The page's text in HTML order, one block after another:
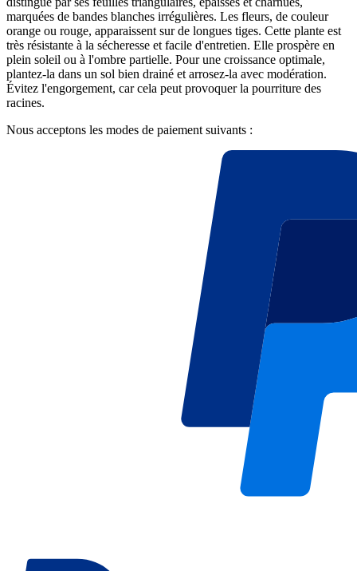
marquées de bandes blanches irrégulières. Les fleurs, de couleur
orange ou rouge, apparaissent sur de longues tiges. Cette plante est
très résistante à la sécheresse et facile d'entretien. Elle prospère en
plein soleil ou à l'ombre partielle. Pour une croissance optimale,
plantez-la dans un sol bien drainé et arrosez-la avec modération.
Évitez l'engorgement, car cela peut provoquer la pourriture des
racines.
Nous acceptons les modes de paiement suivants :